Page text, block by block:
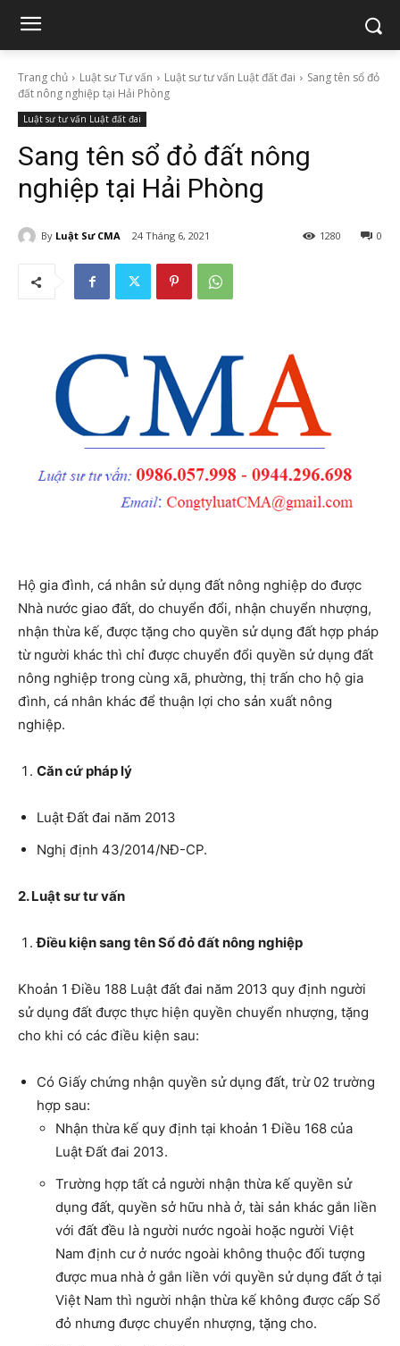
Trang chủ Luật sư Tư vấn Luật sư tư vấn Luật đất đai
Sang tên sổ đỏ
đất nông nghiệp tại Hải Phòng
Luật sư tư vấn Luật đất đai
Sang tên sổ đỏ đất nông
nghiệp tại Hải Phòng
By Luật Sư CMA 24 Tháng 6, 2021 0
1280
Hộ gia đình, cá nhân sử dụng đất nông nghiệp do được
Nhà nước giao đất, do chuyển đổi, nhận chuyển nhượng,
nhận thừa kế, được tặng cho quyền sử dụng đất hợp pháp
từ người khác thì chỉ được chuyển đổi quyền sử dụng đất
nông nghiệp trong cùng xã, phường, thị trấn cho hộ gia
đình, cá nhân khác để thuận lợi cho sản xuất nông
nghiệp.
Căn cứ pháp lý
Luật Đất đai năm 2013
Nghị định 43/2014/NĐ-CP.
2. Luật sư tư vấn
Điều kiện sang tên Sổ đỏ đất nông nghiệp
Khoản 1 Điều 188 Luật đất đai năm 2013 quy định người
sử dụng đất được thực hiện quyền chuyển nhượng, tặng
cho khi có các điều kiện sau:
Có Giấy chứng nhận quyền sử dụng đất, trừ 02 trường
hợp sau:
Nhận thừa kế quy định tại khoản 1 Điều 168 của
Luật Đất đai 2013.
Trường hợp tất cả người nhận thừa kế quyền sử
dụng đất, quyền sở hữu nhà ở, tài sản khác gắn liền
với đất đều là người nước ngoài hoặc người Việt
Nam định cư ở nước ngoài không thuộc đối tượng
được mua nhà ở gắn liền với quyền sử dụng đất ở tại
Việt Nam thì người nhận thừa kế không được cấp Sổ
đỏ nhưng được chuyển nhượng, tặng cho.